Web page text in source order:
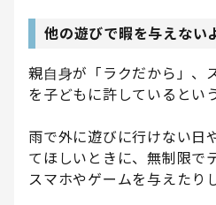
他の遊びで暇を与えない
親自身が「ラクだから」、
を子どもに許しているとい
雨で外に遊びに行けない日
てほしいときに、無制限で
スマホやゲームを与えたり